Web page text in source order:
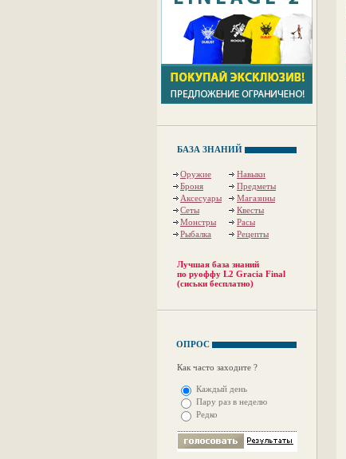
БАЗА ЗНАНИЙ
Оружие
Навыки
Броня
Предметы
Аксесуары
Магазины
Сеты
Квесты
Монстры
Расы
Рыбалка
Рецепты
Лучшая база знаний
по руоффу L2 Gracia Final
(сиськи бесплатно)
ОПРОС
Как часто заходите ?
Каждый день
Пару раз в неделю
Редко